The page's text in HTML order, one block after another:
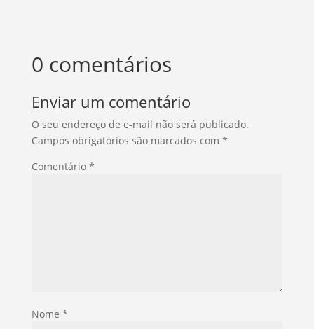
0 comentários
Enviar um comentário
O seu endereço de e-mail não será publicado.
Campos obrigatórios são marcados com *
Comentário *
Nome *